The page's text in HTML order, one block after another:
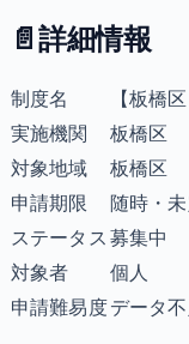
📄 詳細情報
制度名
【板橋
実施機関
板橋区
対象地域
板橋区
申請期限
随時・
ステータス 募集中
対象者
個人
申請難易度データ